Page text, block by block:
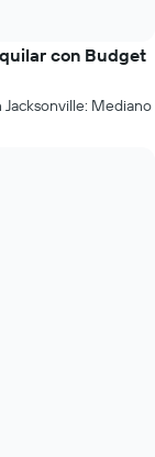
con Budget
Mediano